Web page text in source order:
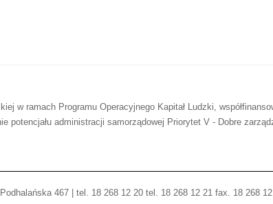
w ramach Programu Operacyjnego Kapitał Ludzki,
potencjału administracji samorządowej Priorytet V - Dobre
467 | tel. 18 268 12 20 tel. 18 268 12 21 fax. 18 268 12